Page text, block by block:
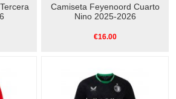
Camiseta Feyenoord Cuarto
Nino 2025-2026
€16.00